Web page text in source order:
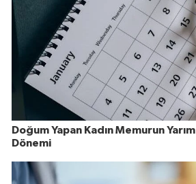
Doğum Yapan Kadın Memurun
Dönemi